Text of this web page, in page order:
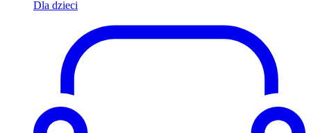
Dla dzieci